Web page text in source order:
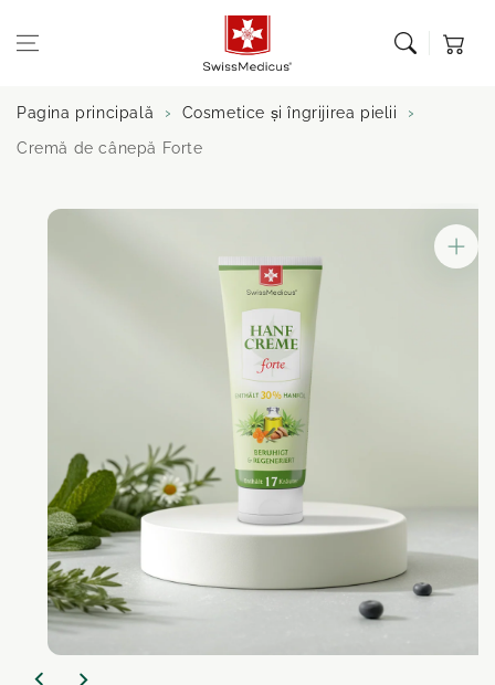
conținut
Pagina principală
Cosmetice și îngrijirea pielii
Cremă de cânepă Forte
informații